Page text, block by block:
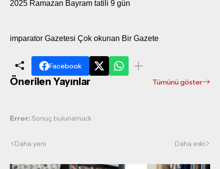
2025 Ramazan Bayram tatili 9 gün
imparator Gazetesi Çok okunan Bir Gazete
Facebook
Önerilen Yayınlar Tümünü göster
Error: Sonuç bulunamadı
Daha yeni Daha eski